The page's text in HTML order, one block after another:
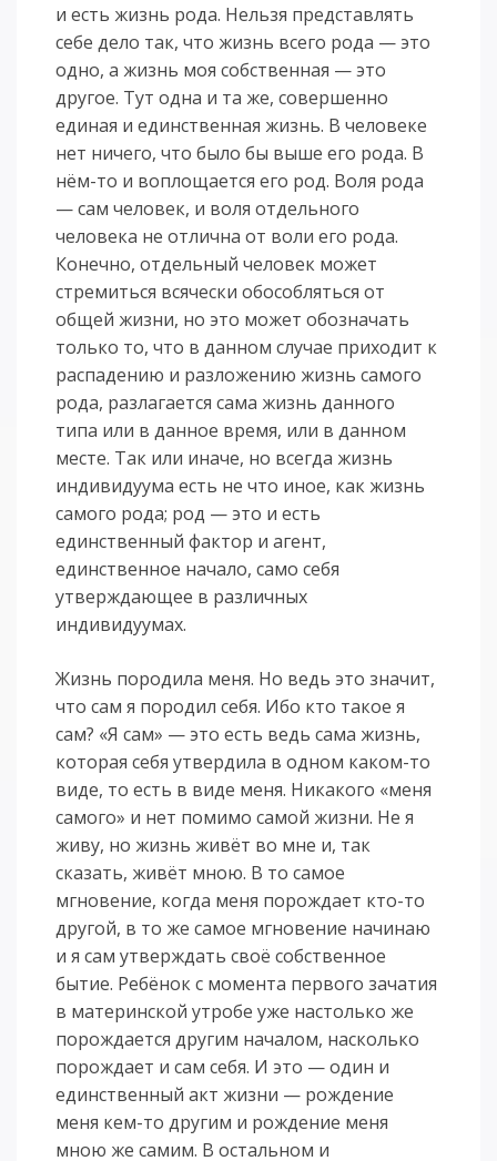
и есть жизнь рода. Нельзя представлять
себе дело так, что жизнь всего рода — это
одно, а жизнь моя собственная — это
другое. Тут одна и та же, совершенно
единая и единственная жизнь. В человеке
нет ничего, что было бы выше его рода. В
нём-то и воплощается его род. Воля рода
— сам человек, и воля отдельного
человека не отлична от воли его рода.
Конечно, отдельный человек может
стремиться всячески обособляться от
общей жизни, но это может обозначать
только то, что в данном случае приходит к
распадению и разложению жизнь самого
рода, разлагается сама жизнь данного
типа или в данное время, или в данном
месте. Так или иначе, но всегда жизнь
индивидуума есть не что иное, как жизнь
самого рода; род — это и есть
единственный фактор и агент,
единственное начало, само себя
утверждающее в различных
индивидуумах.
Жизнь породила меня. Но ведь это значит,
что сам я породил себя. Ибо кто такое я
сам? «Я сам» — это есть ведь сама жизнь,
которая себя утвердила в одном каком-то
виде, то есть в виде меня. Никакого «меня
самого» и нет помимо самой жизни. Не я
живу, но жизнь живёт во мне и, так
сказать, живёт мною. В то самое
мгновение, когда меня порождает кто-то
другой, в то же самое мгновение начинаю
и я сам утверждать своё собственное
бытие. Ребёнок с момента первого зачатия
в материнской утробе уже настолько же
порождается другим началом, насколько
порождает и сам себя. И это — один и
единственный акт жизни — рождение
меня кем-то другим и рождение меня
мною же самим. В остальном и